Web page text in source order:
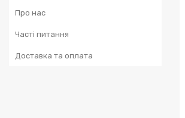
Про нас
Часті питання
Доставка та оплата